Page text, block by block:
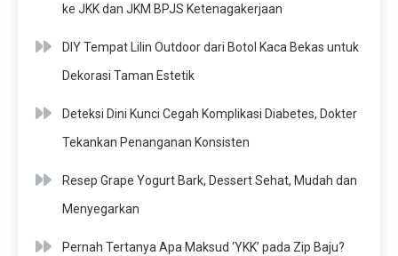
ke JKK dan JKM BPJS Ketenagakerjaan
DIY Tempat Lilin Outdoor dari Botol Kaca Bekas untuk
Dekorasi Taman Estetik
Deteksi Dini Kunci Cegah Komplikasi Diabetes, Dokter
Tekankan Penanganan Konsisten
Resep Grape Yogurt Bark, Dessert Sehat, Mudah dan
Menyegarkan
Pernah Tertanya Apa Maksud ‘YKK’ pada Zip Baju?